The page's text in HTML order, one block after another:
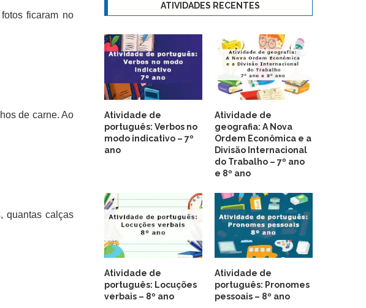
ficaram no
de carne. Ao
quantas calças
ATIVIDADES RECENTES
Atividade de
português: Verbos no
modo indicativo – 7º
ano
Atividade de
geografia: A Nova
Ordem Econômica e a
Divisão Internacional
do Trabalho – 7º ano
e 8º ano
Atividade de
português: Locuções
verbais – 8º ano
Atividade de
português: Pronomes
pessoais – 8º ano